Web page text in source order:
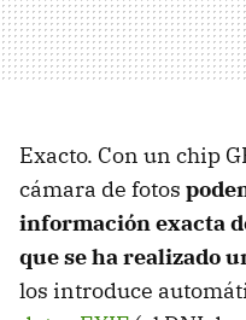
Exacto. Con un chip
cámara de fotos
información exacta
que se ha realizado
los introduce